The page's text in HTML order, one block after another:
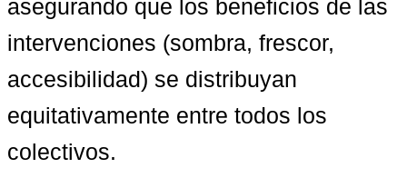
asegurando que los beneficios de las
intervenciones (sombra, frescor,
accesibilidad) se distribuyan
equitativamente entre todos los
colectivos.